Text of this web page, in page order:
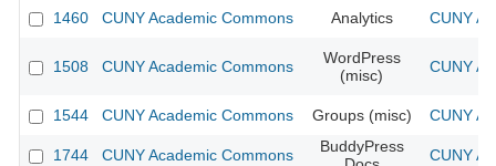
1460 CUNY Academic Commons Analytics CUNY
1508 CUNY Academic Commons
WordPress
(misc)
CUNY
1544 CUNY Academic Commons Groups (misc) CUNY
1744 CUNY Academic Commons
BuddyPress
CUNY